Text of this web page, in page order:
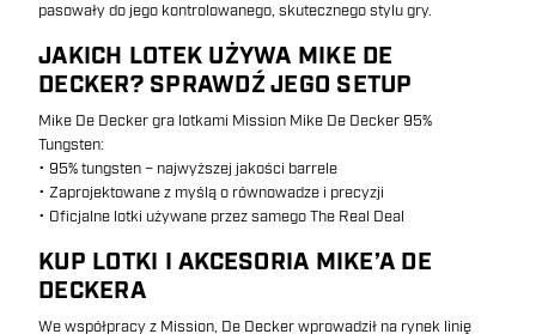
pasowały do jego kontrolowanego, skutecznego stylu gry.
JAKICH LOTEK UŻYWA MIKE DE
DECKER? SPRAWDŹ JEGO SETUP
Mike De Decker gra lotkami Mission Mike De Decker 95%
Tungsten:
• 95% tungsten – najwyższej jakości barrele
• Zaprojektowane z myślą o równowadze i precyzji
• Oficjalne lotki używane przez samego The Real Deal
KUP LOTKI I AKCESORIA MIKE’A DE
DECKERA
We współpracy z Mission, De Decker wprowadził na rynek linię